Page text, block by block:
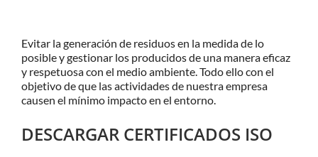
Evitar la generación de residuos en la medida de lo
posible y gestionar los producidos de una manera eficaz
y respetuosa con el medio ambiente. Todo ello con el
objetivo de que las actividades de nuestra empresa
causen el mínimo impacto en el entorno.
DESCARGAR CERTIFICADOS ISO